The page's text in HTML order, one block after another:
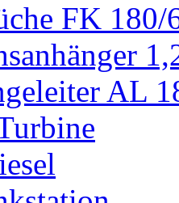
FK 180/
AL